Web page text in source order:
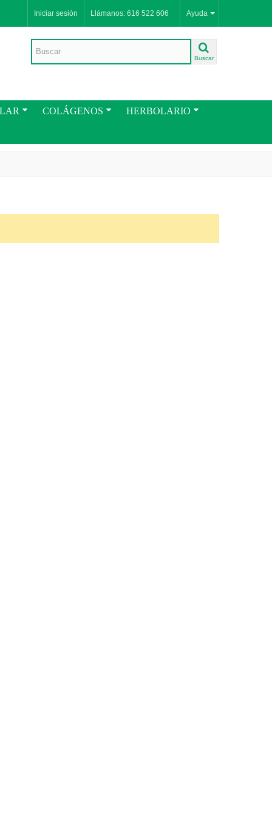
Ayuda
Llámanos: 616 522 606
Iniciar sesión
Buscar
COLÁGENOS HERBOLARIO